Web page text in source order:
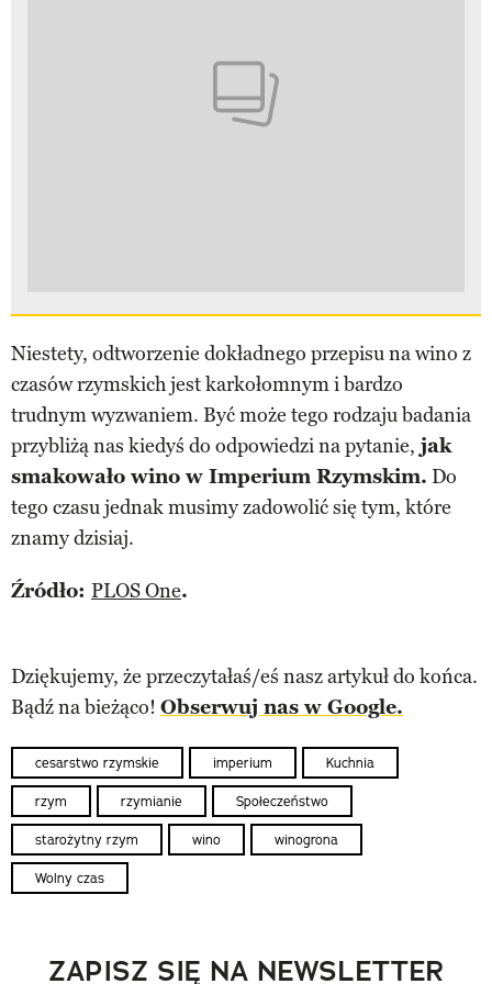
Niestety, odtworzenie dokładnego przepisu na wino z
czasów rzymskich jest karkołomnym i bardzo
trudnym wyzwaniem. Być może tego rodzaju badania
przybliżą nas kiedyś do odpowiedzi na pytanie, jak
smakowało wino w Imperium Rzymskim. Do
tego czasu jednak musimy zadowolić się tym, które
znamy dzisiaj.
Źródło: PLOS One.
Dziękujemy, że przeczytałaś/eś nasz artykuł do końca.
Bądź na bieżąco! Obserwuj nas w Google.
cesarstwo rzymskie imperium Kuchnia
rzym rzymianie Społeczeństwo
starożytny rzym wino winogrona
Wolny czas
ZAPISZ SIĘ NA NEWSLETTER